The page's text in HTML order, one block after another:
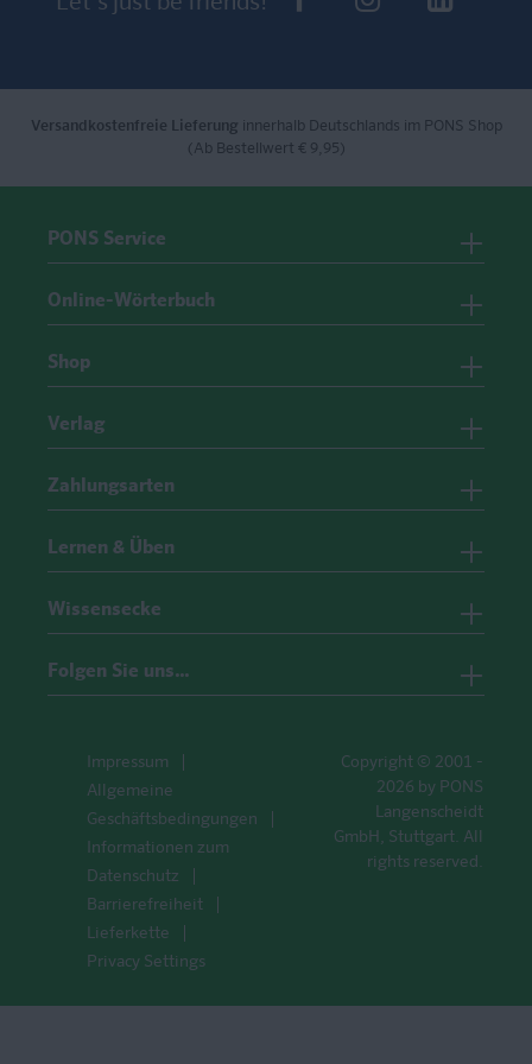
Versandkostenfreie Lieferung innerhalb Deutschlands im PONS Shop
(Ab Bestellwert € 9,95)
PONS Service
Online-Wörterbuch
Shop
Verlag
Zahlungsarten
Lernen & Üben
Wissensecke
Folgen Sie uns…
Impressum
Allgemeine
Geschäftsbedingungen
Informationen zum
Datenschutz
Barrierefreiheit
Lieferkette
Privacy Settings
Copyright © 2001 -
2026 by PONS
Langenscheidt
GmbH, Stuttgart. All
rights reserved.